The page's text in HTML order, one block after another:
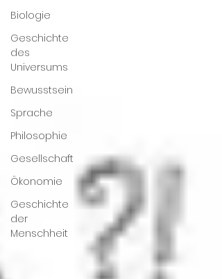
Biologie
Geschichte
des
Universums
Bewusstsein
Sprache
Philosophie
Gesellschaft
Ökonomie
Geschichte
der
Menschheit